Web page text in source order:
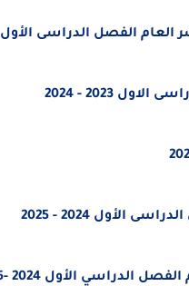
الفصل الدراسى الأول 2024 - 2025
2023 - 2024
2024 - 2025
الأول 2024 -2025